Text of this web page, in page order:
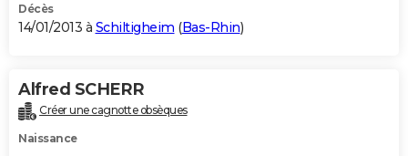
Décès
14/01/2013 à Schiltigheim (Bas-Rhin)
Alfred SCHERR
Créer une cagnotte obsèques
Naissance